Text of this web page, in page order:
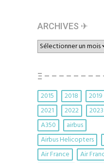
ARCHIVES ✈︎
ARCHIVES
✈︎
Ξ – – – – – – – –
2015 2018 2019
2021
2022 2023
A350
airbus
Airbus Helicopters
Air France
Air